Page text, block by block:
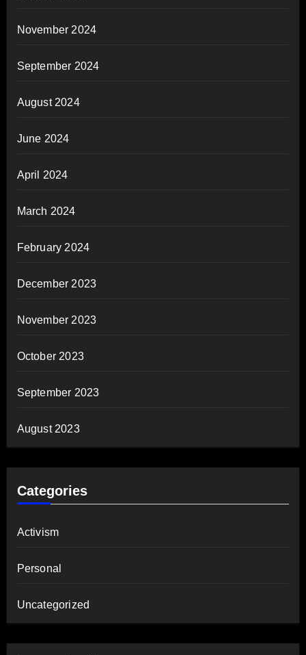
November 2024
September 2024
August 2024
June 2024
April 2024
March 2024
February 2024
December 2023
November 2023
October 2023
September 2023
August 2023
Categories
Activism
Personal
Uncategorized